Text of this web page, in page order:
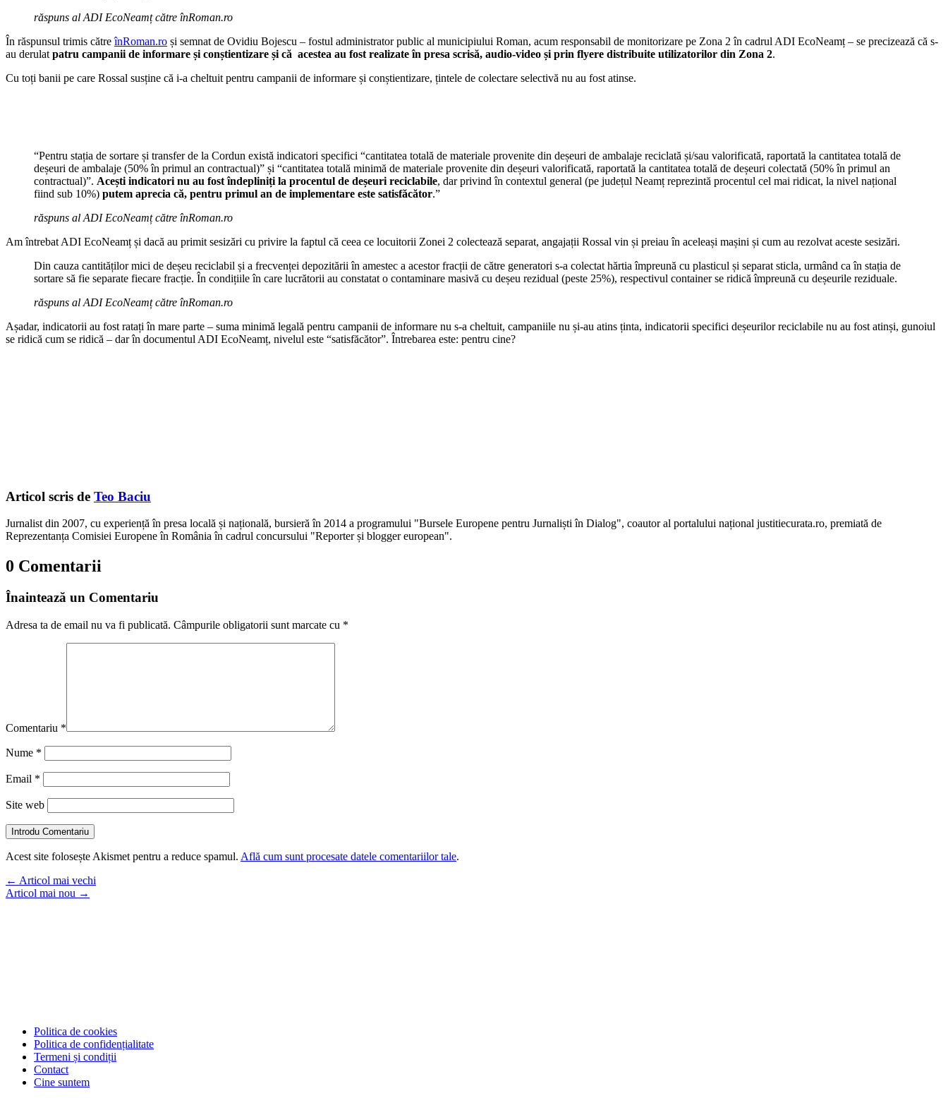
răspuns al ADI EcoNeamț către înRoman.ro
În răspunsul trimis cătreînRoman.ro și semnat de Ovidiu Bojescu – fostul administrator public al municipiului Roman, acum responsabil de monitorizare pe Zona 2 în cadrul ADI EcoNeamț – se precizează că s-
au derulat patru campanii de informare și conștientizare și că acestea au fost realizate în presa scrisă, audio-video și prin flyere distribuite utilizatorilor din Zona 2.
Cu toți banii pe care Rossal susține că i-a cheltuit pentru campanii de informare și conștientizare, țintele de colectare selectivă nu au fost atinse.
“Pentru stația de sortare și transfer de la Cordun există indicatori specifici “cantitatea totală de materiale provenite din deșeuri de ambalaje reciclată și/sau valorificată, raportată la cantitatea totală de
deșeuri de ambalaje (50% în primul an contractual)” și “cantitatea totală minimă de materiale provenite din deșeuri valorificată, raportată la cantitatea totală de deșeuri colectată (50% în primul an
contractual)”. Acești indicatori nu au fost îndepliniți la procentul de deșeuri reciclabile, dar privind în contextul general (pe județul Neamț reprezintă procentul cel mai ridicat, la nivel național
fiind sub 10%) putem aprecia că, pentru primul an de implementare este satisfăcător.”
răspuns al ADI EcoNeamț către înRoman.ro
Am întrebat ADI EcoNeamț și dacă au primit sesizări cu privire la faptul că ceea ce locuitorii Zonei 2 colectează separat, angajații Rossal vin și preiau în aceleași mașini și cum au rezolvat aceste sesizări.
Din cauza cantităților mici de deșeu reciclabil și a frecvenței depozitării în amestec a acestor fracții de către generatori s-a colectat hărtia împreună cu plasticul și separat sticla, urmând ca în stația de
sortare să fie separate fiecare fracție. În condițiile în care lucrătorii au constatat o contaminare masivă cu deșeu rezidual (peste 25%), respectivul container se ridică împreună cu deșeurile reziduale.
răspuns al ADI EcoNeamț către înRoman.ro
Așadar, indicatorii au fost ratați în mare parte – suma minimă legală pentru campanii de informare nu s-a cheltuit, campaniile nu și-au atins ținta, indicatorii specifici deșeurilor reciclabile nu au fost atinși, gunoiul
se ridică cum se ridică – dar în documentul ADI EcoNeamț, nivelul este “satisfăcător”. Întrebarea este: pentru cine?
Articol scris de Teo Baciu
Jurnalist din 2007, cu experiență în presa locală și națională, bursieră în 2014 a programului "Bursele Europene pentru Jurnaliști în Dialog", coautor al portalului național justitiecurata.ro, premiată de
Reprezentanța Comisiei Europene în România în cadrul concursului "Reporter și blogger european".
0 Comentarii
Înaintează un Comentariu
Adresa ta de email nu va fi publicată. Câmpurile obligatorii sunt marcate cu *
Comentariu *
Nume *
Email *
Site web
Introdu Comentariu
Acest site folosește Akismet pentru a reduce spamul. Află cum sunt procesate datele comentariilor tale.
← Articol mai vechi
Articol mai nou →
Politica de cookies
Politica de confidențialitate
Termeni și condiții
Contact
Cine suntem